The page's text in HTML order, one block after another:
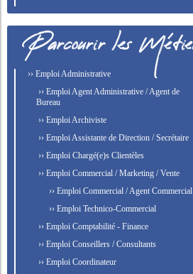
›› Emploi Administrative
›› Emploi Agent Administrative / Agent de
Bureau
›› Emploi Archiviste
›› Emploi Assistante de Direction / Secrétaire
›› Emploi Chargé(e)s Clientèles
›› Emploi Commercial / Marketing / Vente
›› Emploi Commercial / Agent Commercial
›› Emploi Technico-Commercial
›› Emploi Comptabilité - Finance
›› Emploi Conseillers / Consultants
›› Emploi Coordinateur